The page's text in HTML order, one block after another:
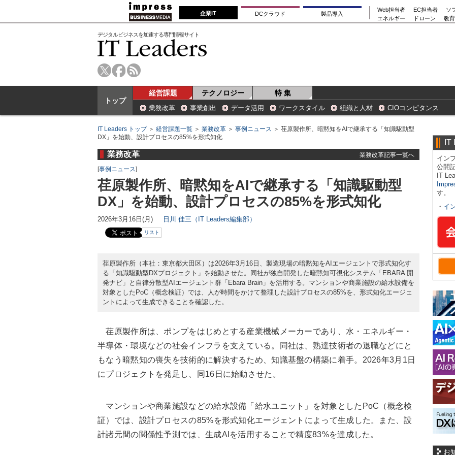
企業IT DCクラウド 製品導入
Web担当者 EC担当者
ソ
エネルギー
ドローン 教
デジタルビジネスを加速する専門情報サイト
トップ
経営課題 テクノロジー 特 集
業務改革 事業創出 データ活用 ワークスタイル 組織と人材 CIOコンピタンス
IT Leaders トップ＞ 経営課題一覧 ＞ 業務改革 ＞ 事例ニュース ＞ 荏原製作所、暗黙知をAIで継承する「知識駆動型
DX」を始動、設計プロセスの85%を形式知化
業務改革
業務改革記事一覧へ
[事例ニュース]
荏原製作所、暗黙知をAIで継承する「知識駆動型
DX」を始動、設計プロセスの85%を形式知化
2026年3月16日(月) 日川 佳三（IT Leaders編集部）
リスト
荏原製作所（本社：東京都大田区）は2026年3月16日、製造現場の暗黙知をAIエージェントで形式知化す
る「知識駆動型DXプロジェクト」を始動させた。同社が独自開発した暗黙知可視化システム「EBARA 開
発ナビ」と自律分散型AIエージェント群「Ebara Brain」を活用する。マンションや商業施設の給水設備を
対象としたPoC（概念検証）では、人が時間をかけて整理した設計プロセスの85%を、形式知化エージェ
ントによって生成できることを確認した。
荏原製作所は、ポンプをはじめとする産業機械メーカーであり、水・エネルギー・
半導体・環境などの社会インフラを支えている。同社は、熟達技術者の退職などにと
もなう暗黙知の喪失を技術的に解決するため、知識基盤の構築に着手。2026年3月1日
にプロジェクトを発足し、同16日に始動させた。
マンションや商業施設などの給水設備「給水ユニット」を対象としたPoC（概念検
証）では、設計プロセスの85%を形式知化エージェントによって生成した。また、設
計諸元間の関係性予測では、生成AIを活用することで精度83%を達成した。
IT
イン
公開
IT
す。
・ イ
お